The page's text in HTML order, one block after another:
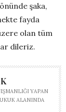
şaka,
fayda
olan tüm
dileriz.
YAPAN
ALANINDA